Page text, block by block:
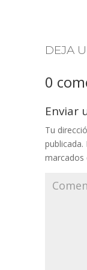
DEJA
0
Enviar
Tu
publicada.
marcados